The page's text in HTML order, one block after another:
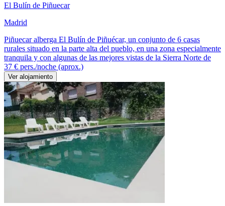
El Bulín de Piñuecar
Madrid
Piñuecar alberga El Bulín de Piñuécar, un conjunto de 6 casas
rurales situado en la parte alta del pueblo, en una zona especialmente
tranquila y con algunas de las mejores vistas de la Sierra Norte de
37 € pers./noche (aprox.)
Ver alojamiento